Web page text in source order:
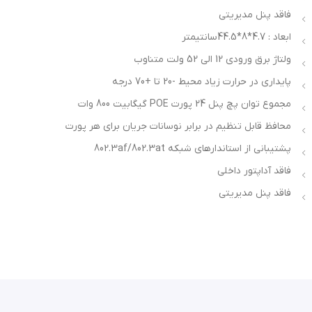
سوئیچ‌های اترنت موجود داشته باشید. این ویژگی باعث
کاهش هزینه‌ها و ساده‌تر شدن پیاده‌سازی شبکه می‌شود.
ساختار پورت‌ها در پچ پنل PoELAND‑20024F
این دستگاه 48 پورت RJ‑45 از نوع STP قرار دارد که به دو
بخش مجزا تقسیم می‌شوند:
24 پورت ورودی دیتا (Data Input) در ردیف پایین
24 پورت خروجی PoE (Power + Data) در ردیف بالا
پورت‌های ورودی به سوئیچ شبکه متصل می‌شوند و
فاقد پنل مدیریتی
ابعاد : 4.7*8*44.5سانتیمتر
ولتاژ برق ورودی 12 الی 52 ولت متناوب
پایداری در حرارت زیاد محیط -20 تا +70 درجه
مجموع توان پچ پنل 24 پورت POE گیگابیت 800 وات
محافظ قابل تنظیم در برابر نوسانات جریان برای هر پورت
پشتیبانی از استاندارهای شبکه 802.3af/802.3at
فاقد آداپتور داخلی
فاقد پنل مدیریتی